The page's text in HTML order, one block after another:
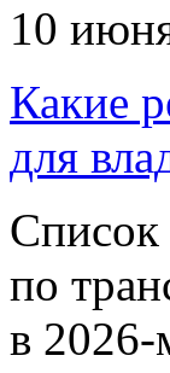
10
Какие
для
Список
по
в 2026-